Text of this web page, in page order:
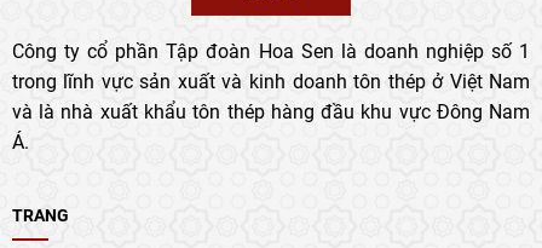
Công ty cổ phần Tập đoàn Hoa Sen là doanh nghiệp số 1
trong lĩnh vực sản xuất và kinh doanh tôn thép ở Việt Nam
và là nhà xuất khẩu tôn thép hàng đầu khu vực Đông Nam
Á.
TRANG